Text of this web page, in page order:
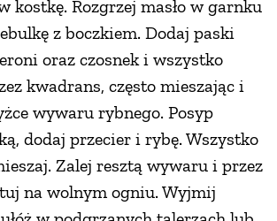
kostkę. Rozgrzej masło w garnku
z boczkiem. Dodaj paski
oraz czosnek i wszystko
kwadrans, często mieszając i
wywaru rybnego. Posyp
dodaj przecier i rybę. Wszystko
Zalej resztą wywaru i przez
na wolnym ogniu. Wyjmij